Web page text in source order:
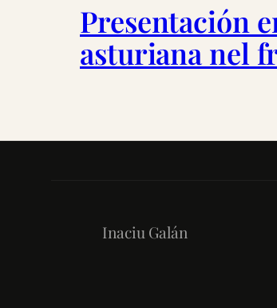
Presentación
asturiana nel
Inaciu Galán